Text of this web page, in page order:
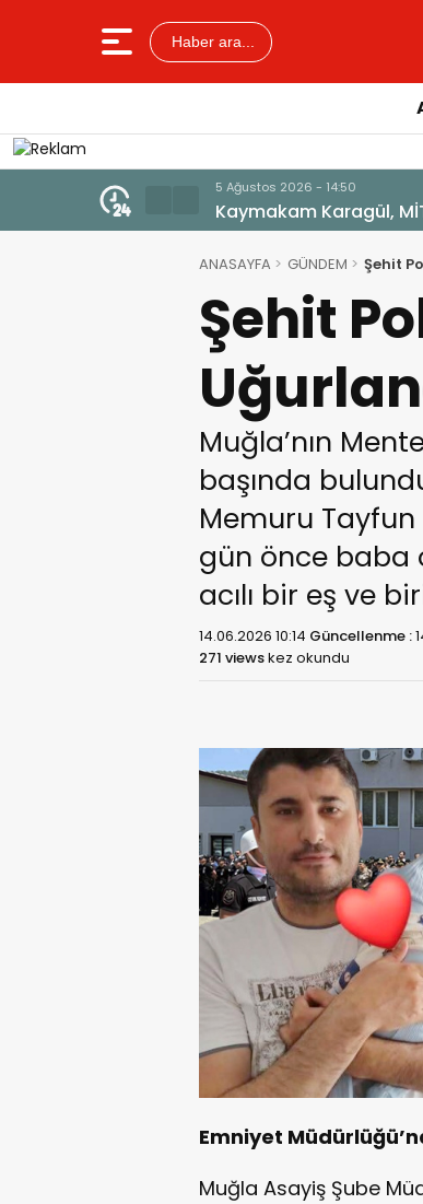
Haber ara...
5 Ağustos 2026 - 13:22
Sağlıklı Gelecek Anne
ANASAYFA GÜNDEM Şehit
Şehit
Muğla’nın
başında
Memuru Tayfun
gün önce baba
acılı bir eş ve
14.06.2026 10:14 Güncellenme :
271 viewskez okundu
Emniyet
Muğla Asayiş Şube